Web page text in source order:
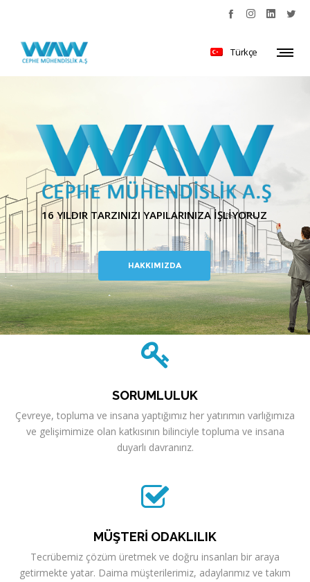
Türkçe
16 YILDIR TARZINIZI YAPILARINIZA İŞLİYORUZ
HAKKIMIZDA
SORUMLULUK
Çevreye, topluma ve insana yaptığımız her yatırımın varlığımıza
ve gelişimimize olan katkısının bilinciyle topluma ve insana
duyarlı davranırız.
MÜŞTERİ ODAKLILIK
Tecrübemiz çözüm üretmek ve doğru insanları bir araya
getirmekte yatar. Daima müşterilerimiz, adaylarımız ve takım